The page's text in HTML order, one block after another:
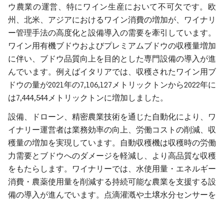
ウ農業の運営、特にワイン生産において不可欠です。欧
州、北米、アジアにおけるワイン消費の増加が、ワイナリ
ー管理手法の高度化と設備導入の需要を牽引しています。
ワイン用有機ブドウおよびプレミアムブドウの収穫量増加
に伴い、ブドウ品質向上を目的とした専門設備の導入が進
んでいます。例えばイタリアでは、収穫されたワイン用ブ
ドウの量が2021年の7,106,127メトリックトンから2022年に
は7,444,544メトリックトンに増加しました。
設備、ドローン、精密農業技術を通じた自動化により、ワ
イナリー運営者は業務効率の向上、労働コストの削減、収
穫量の増加を実現しています。自動収穫機は収穫時の労働
力需要とブドウへのダメージを軽減し、より高品質な収穫
をもたらします。ワイナリーでは、水使用量・エネルギー
消費・農薬使用量を削減する持続可能な農業を支援する設
備の導入が進んでいます。点滴灌漑や土壌水分センサーを